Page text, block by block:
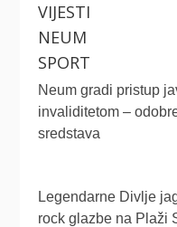
VIJESTI
NEUM
SPORT
Neum gradi pristup
invaliditetom –
sredstava
Legendarne Divlje
rock glazbe na Plaži